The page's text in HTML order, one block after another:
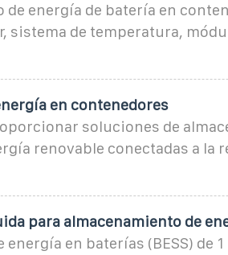
energía de batería en
sistema de temperatura,
en contenedores
soluciones de
renovable conectadas a la
para almacenamiento de
en baterías (BESS) de 1